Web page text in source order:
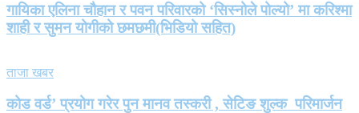
गायिका एलिना चौहान र पवन परिवारको ‘सिस्नोले पोल्यो’ मा करिश्मा
शाही र सुमन योगीको छमछमी(भिडियो सहित)
ताजा खबर
कोड वर्ड’ प्रयोग गरेर पुन मानव तस्करी , सेटिङ शुल्क परिमार्जन